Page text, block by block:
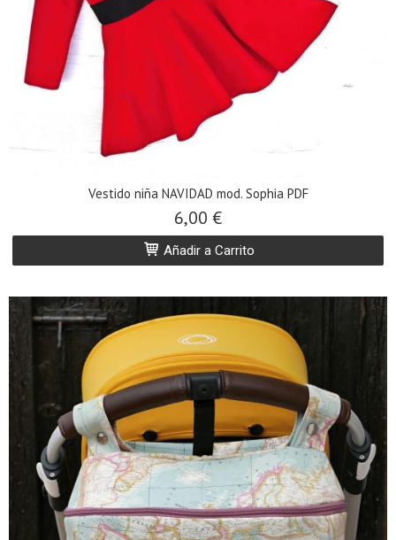
Vestido niña NAVIDAD mod. Sophia PDF
6,00 €
Añadir a Carrito